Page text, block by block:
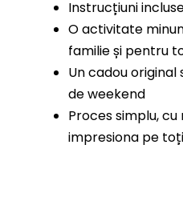
Instrucțiuni
O activitate
familie și pentru
Un cadou
de weekend
Proces simplu,
impresiona pe